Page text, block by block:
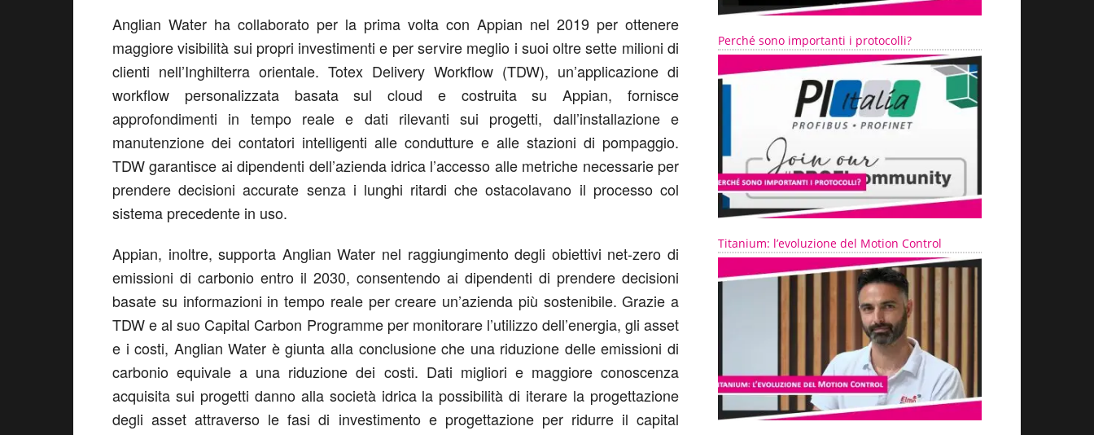
Anglian Water ha collaborato per la prima volta con Appian nel 2019 per ottenere
maggiore visibilità sui propri investimenti e per servire meglio i suoi oltre sette milioni di
clienti nell’Inghilterra orientale. Totex Delivery Workflow (TDW), un’applicazione di
workflow personalizzata basata sul cloud e costruita su Appian, fornisce
approfondimenti in tempo reale e dati rilevanti sui progetti, dall’installazione e
manutenzione dei contatori intelligenti alle condutture e alle stazioni di pompaggio.
TDW garantisce ai dipendenti dell’azienda idrica l’accesso alle metriche necessarie per
prendere decisioni accurate senza i lunghi ritardi che ostacolavano il processo col
sistema precedente in uso.
Appian, inoltre, supporta Anglian Water nel raggiungimento degli obiettivi net-zero di
emissioni di carbonio entro il 2030, consentendo ai dipendenti di prendere decisioni
basate su informazioni in tempo reale per creare un’azienda più sostenibile. Grazie a
TDW e al suo Capital Carbon Programme per monitorare l’utilizzo dell’energia, gli asset
e i costi, Anglian Water è giunta alla conclusione che una riduzione delle emissioni di
carbonio equivale a una riduzione dei costi. Dati migliori e maggiore conoscenza
acquisita sui progetti danno alla società idrica la possibilità di iterare la progettazione
degli asset attraverso le fasi di investimento e progettazione per ridurre il capital
Perché sono importanti i protocolli?
Titanium: l’evoluzione del Motion Control